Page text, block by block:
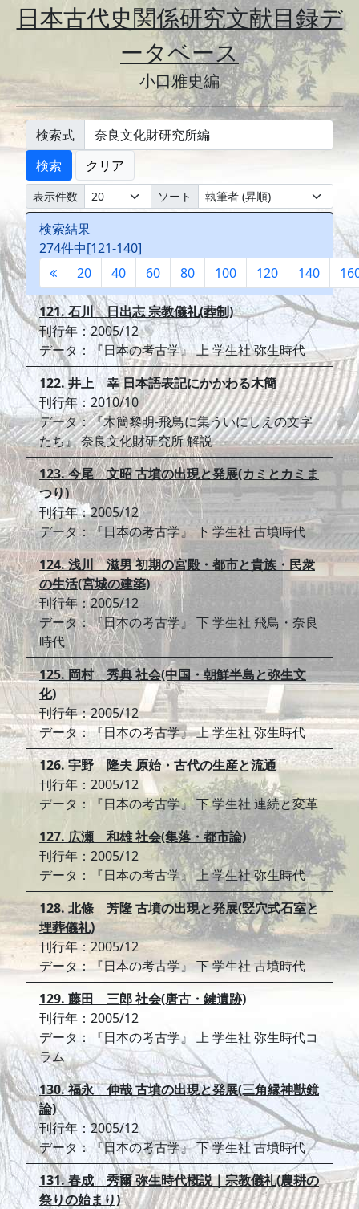
日本古代史関係研究文献目録デ
ータベース
小口雅史編
検索式
検索
クリア
表示件数 ソート
検索結果
274件中[121-140]
20
40 60 80 100 120 140
121. 石川 日出志 宗教儀礼(葬制)
刊行年：2005/12
データ：『日本の考古学』 上 学生社 弥生時代
122. 井上 幸 日本語表記にかかわる木簡
刊行年：2010/10
データ：『木簡黎明-飛鳥に集ういにしえの文字
たち』 奈良文化財研究所 解説
123. 今尾 文昭 古墳の出現と発展(カミとカミま
つり)
刊行年：2005/12
データ：『日本の考古学』 下 学生社 古墳時代
124. 浅川 滋男 初期の宮殿・都市と貴族・民衆
の生活(宮城の建築)
刊行年：2005/12
データ：『日本の考古学』 下 学生社 飛鳥・奈良
時代
125. 岡村 秀典 社会(中国・朝鮮半島と弥生文
化)
刊行年：2005/12
データ：『日本の考古学』 上 学生社 弥生時代
126. 宇野 隆夫 原始・古代の生産と流通
刊行年：2005/12
データ：『日本の考古学』 下 学生社 連続と変革
127. 広瀬 和雄 社会(集落・都市論)
刊行年：2005/12
データ：『日本の考古学』 上 学生社 弥生時代
128. 北條 芳隆 古墳の出現と発展(竪穴式石室と
埋葬儀礼)
刊行年：2005/12
データ：『日本の考古学』 下 学生社 古墳時代
129. 藤田 三郎 社会(唐古・鍵遺跡)
刊行年：2005/12
データ：『日本の考古学』 上 学生社 弥生時代コ
ラム
130. 福永 伸哉 古墳の出現と発展(三角縁神獣鏡
論)
刊行年：2005/12
データ：『日本の考古学』 下 学生社 古墳時代
131. 春成 秀爾 弥生時代概説｜宗教儀礼(農耕の
祭りの始まり)